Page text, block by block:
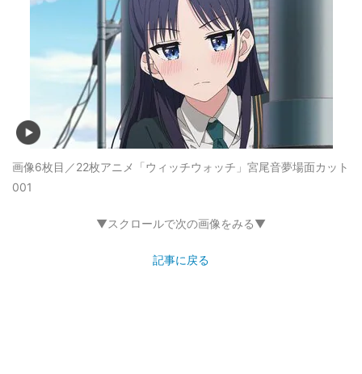
画像6枚目／22枚アニメ「ウィッチウォッチ」宮尾音夢場面カット
001
▼スクロールで次の画像をみる▼
記事に戻る